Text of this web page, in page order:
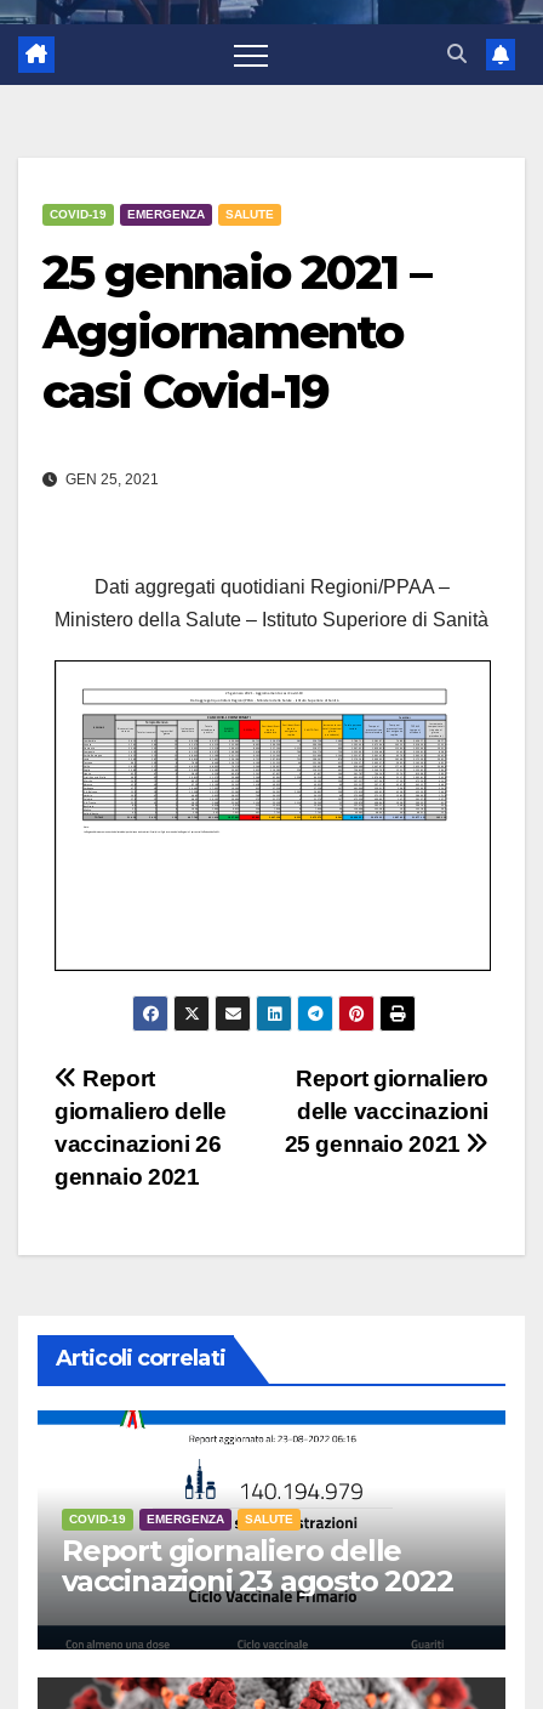
COVID-19 EMERGENZA SALUTE
25 gennaio 2021 –
Aggiornamento
casi Covid-19
GEN 25, 2021
Dati aggregati quotidiani Regioni/PPAA –
Ministero della Salute – Istituto Superiore di Sanità
Navigazione
articoli
Report giornaliero
delle vaccinazioni
25 gennaio 2021
Report
giornaliero delle
vaccinazioni 26
gennaio 2021
Articoli correlati
COVID-19 EMERGENZA SALUTE
Report giornaliero delle
vaccinazioni 23 agosto 2022